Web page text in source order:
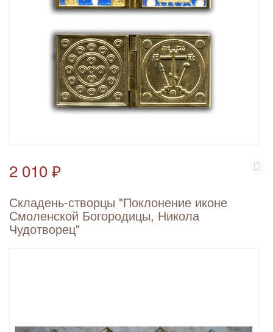
2 010 ₽
Складень-створцы "Поклонение иконе
Смоленской Богородицы, Никола
Чудотворец"